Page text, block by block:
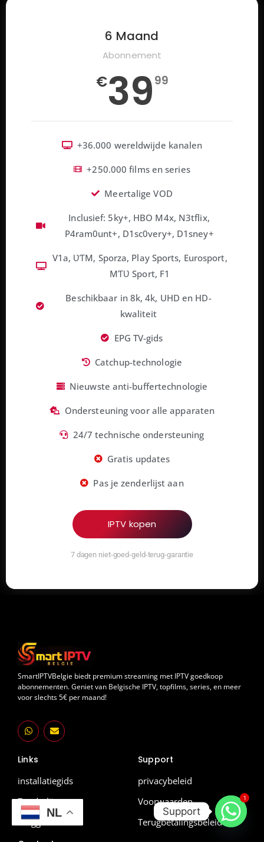
6 Maand
Abonnement
€3999
+36.000 wereldwijde kanalen
+250.000 films en series
Meertalige VOD
Inclusief: 5ky+, HBO M4x, N3tflix,
P4ram0unt+, D1sc0very+, D1sney+
V1a, ƲƬM, Sporza, Play Sports, Eurosport,
MƬƲ Sport, F1
Beschikbaar in 8k, 4k, UHD en HD-
kwaliteit
EPG TV-gids
Catchup-technologie
Nieuwste anti-buffertechnologie
Ondersteuning voor alle apparaten
24/7 technische ondersteuning
Gratis updates
Pas je zenderlijst aan
IPTV kopen
7 dagen niet-goed-geld-terug-garantie
SmartIPTVBelgie biedt premium streaming met IPTV goedkoop
abonnementen. Geniet van Belgische IPTV, topfilms, series, en meer
voor slechts 5€ per maand!
W
h
a
s
p
p
E
n
v
e
Links
installatiegids
Zenderlijst
Bloggen
Support
privacybeleid
Voorwaarden
Terugbetalingsbeleid
NL
1
Support